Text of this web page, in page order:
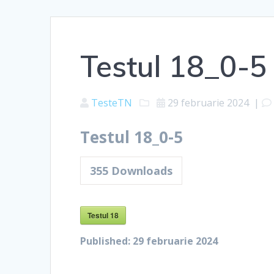
Testul 18_0-5
TesteTN 29 februarie 2024|
Testul 18_0-5
355 Downloads
Testul 18
Published: 29 februarie 2024